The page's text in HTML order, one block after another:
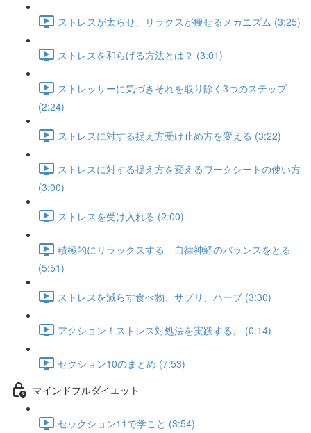
ストレスが太らせ、リラクスが痩せるメカニズム (3:25)
ストレスを和らげる方法とは？ (3:01)
ストレッサーに気づきそれを取り除く3つのステップ
(2:24)
ストレスに対する捉え方受け止め方を変える (3:22)
ストレスに対する捉え方を変えるワークシートの使い方
(3:00)
ストレスを受け入れる (2:00)
積極的にリラックスする 自律神経のバランスをとる
(5:51)
ストレスを減らす食べ物、サプリ、ハーブ (3:30)
アクション！ストレス対処法を実践する。 (0:14)
セクション10のまとめ (7:53)
マインドフルダイエット
セックション11で学こと (3:54)